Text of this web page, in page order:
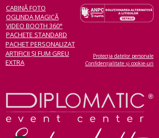
Protecția datelor personale
Confidențialitate și cookie-uri
CABINĂ FOTO
OGLINDA MAGICĂ
VIDEO BOOTH 360°
PACHETE STANDARD
PACHET PERSONALIZAT
ARTIFICII ȘI FUM GREU
EXTRA